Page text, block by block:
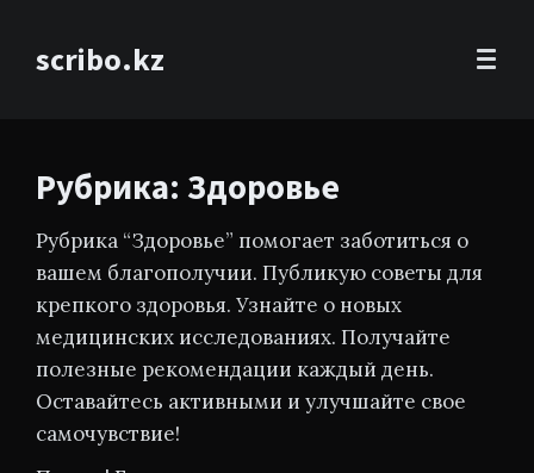
scribo.kz
Рубрика: Здоровье
Рубрика “Здоровье” помогает заботиться о
вашем благополучии. Публикую советы для
крепкого здоровья. Узнайте о новых
медицинских исследованиях. Получайте
полезные рекомендации каждый день.
Оставайтесь активными и улучшайте свое
самочувствие!